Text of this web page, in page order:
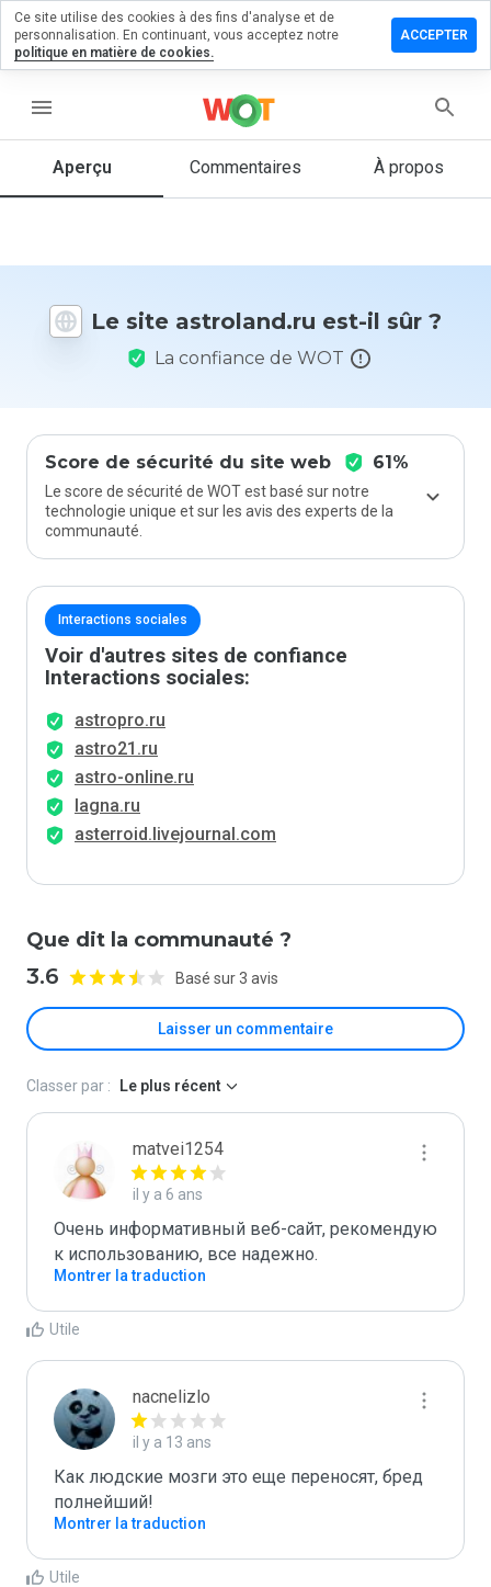
menu
Aperçu Commentaires À propos
Le site astroland.ru est-il sûr ?
La confiance de WOT
Score de sécurité du site web 61%
Le score de sécurité de WOT est basé sur notre
technologie unique et sur les avis des experts de la
communauté.
Interactions sociales
Voir d'autres sites de confiance
Interactions sociales:
astropro.ru
astro21.ru
astro-online.ru
lagna.ru
asterroid.livejournal.com
Que dit la communauté ?
3.6 Basé sur 3 avis
Laisser un commentaire
un
1 et 5
vous à ce
site ?
Classer par : Le plus récent
matvei1254
il y a 6 ans
Очень информативный веб-сайт, рекомендую
к использованию, все надежно.
Montrer la traduction
Utile
nacnelizlo
il y a 13 ans
Как людские мозги это еще переносят, бред
полнейший!
Montrer la traduction
Utile
Ce site utilise des cookies à des fins d'analyse et de
personnalisation. En continuant, vous acceptez notre
politique en matière de cookies.
ACCEPTER